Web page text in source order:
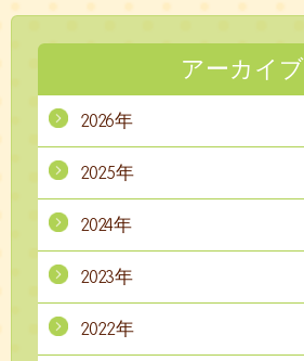
アーカイブ
2026年
2025年
2024年
2023年
2022年